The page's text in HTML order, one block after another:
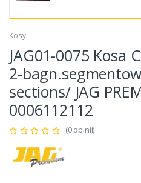
Kosy
JAG01-0075 Kosa
2-
sections/ JAG
0006112112
(0 opinii)